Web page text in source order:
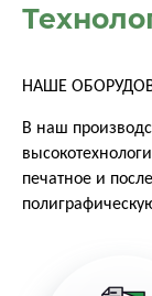
НАШЕ
В наш
печатное и